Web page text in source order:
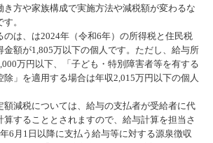
き方や家族構成で実施方法や減税額が変わるな
。
のは、は2024年（令和6年）の所得税と住民税
金額が1,805万以下の個人です。ただし、給与所
万円以下、「子ども・特別障害者等を有する
」を適用する場合は年収2,015万円以下の個人
額減税については、給与の支払者が受給者に代
算することとされますので、給与計算を担当さ
6月1日以降に支払う給与等に対する源泉徴収